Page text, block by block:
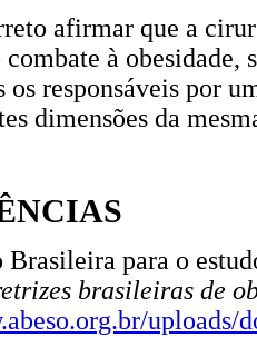
afirmar que a
à obesidade,
os responsáveis por
dimensões da
Brasileira para o
brasileiras de
uploads/